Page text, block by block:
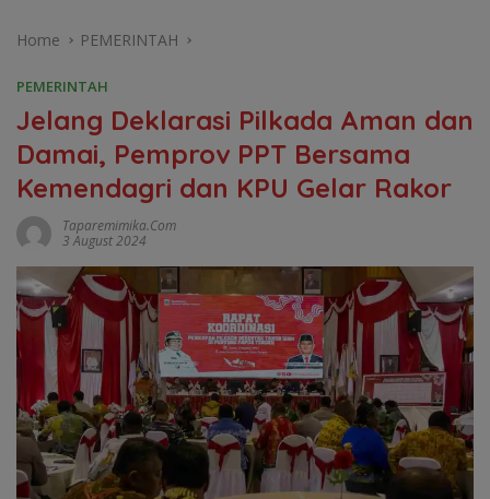
Home PEMERINTAH
PEMERINTAH
Jelang Deklarasi Pilkada Aman dan
Damai, Pemprov PPT Bersama
Kemendagri dan KPU Gelar Rakor
Taparemimika.com
3 August 2024